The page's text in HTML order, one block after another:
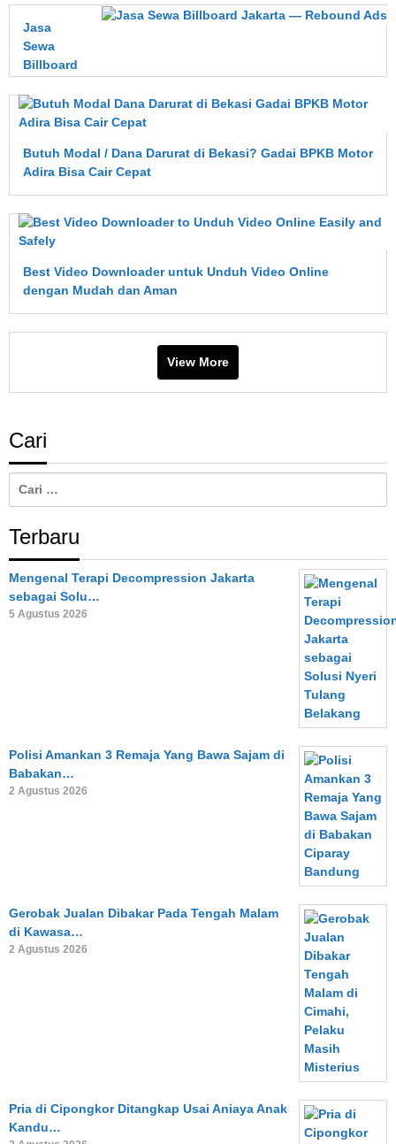
Jasa
Sewa
Billboard
—
Rebound
Butuh Modal / Dana Darurat di Bekasi? Gadai BPKB Motor
Adira Bisa Cair Cepat
Best Video Downloader untuk Unduh Video Online
dengan Mudah dan Aman
View More
Cari
Terbaru
Mengenal Terapi Decompression Jakarta
sebagai Solu…
5 Agustus 2026
Polisi Amankan 3 Remaja Yang Bawa Sajam di
Babakan…
2 Agustus 2026
Gerobak Jualan Dibakar Pada Tengah Malam
di Kawasa…
2 Agustus 2026
Pria di Cipongkor Ditangkap Usai Aniaya Anak
Kandu…